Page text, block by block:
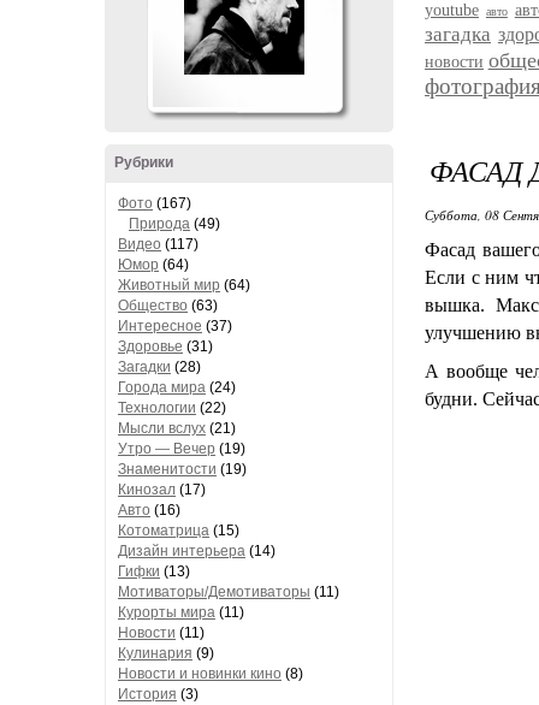
Рубрики
Фото (167)
Природа (49)
Видео (117)
Юмор (64)
Животный мир (64)
Общество (63)
Интересное (37)
Здоровье (31)
Загадки (28)
Города мира (24)
Технологии (22)
Мысли вслух (21)
Утро — Вечер (19)
Знаменитости (19)
Кинозал (17)
Авто (16)
Котоматрица (15)
Дизайн интерьера (14)
Гифки (13)
Мотиваторы/Демотиваторы (11)
Курорты мира (11)
Новости (11)
Кулинария (9)
Новости и новинки кино (8)
История (3)
youtube авто
загадка
новости
ФАСАД
Суббота, 08
Фасад
Если с ним
вышка.
улучшению
А вообще
будни.